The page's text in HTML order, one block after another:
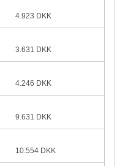
4.923 DKK
3.631 DKK
4.246 DKK
9.631 DKK
10.554 DKK